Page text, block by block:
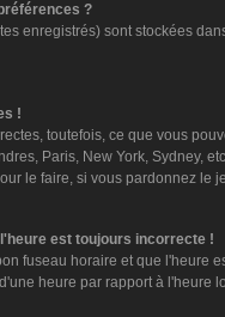
?
enregistrés) sont stockées
!
toutefois, ce que vous
Paris, New York, Sydney,
le faire, si vous pardonnez le
est toujours incorrecte !
fuseau horaire et que l'heure
heure par rapport à l'heure